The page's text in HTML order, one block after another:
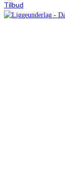
Tilbud